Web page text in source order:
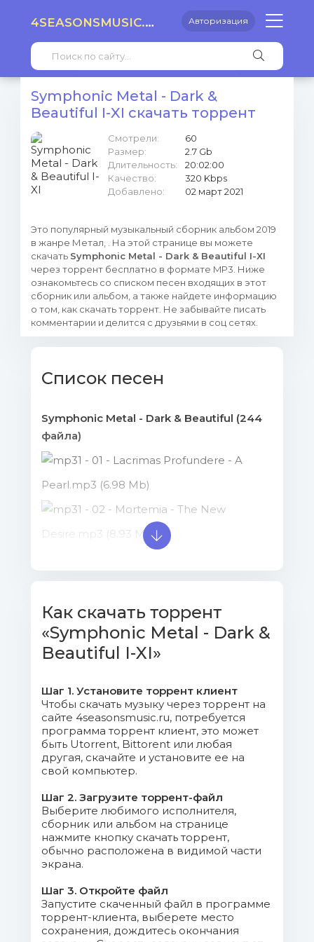
4SEASONSMUSIC.RU Авторизация
Symphonic Metal - Dark &
Beautiful I-XI скачать торрент
Смотрели:
60
Размер:
2.7 Gb
Длительность:
20:02:00
Качество:
320 Kbps
Добавлено:
02 март 2021
Это популярный музыкальный сборник альбом 2019
в жанре Метал, . На этой странице вы можете
скачать Symphonic Metal - Dark & Beautiful I-XI
через торрент бесплатно в формате MP3. Ниже
ознакомьтесь со списком песен входящих в этот
сборник или альбом, а также найдете информацию
о том, как скачать торрент. Не забывайте писать
комментарии и делится с друзьями в соц сетях.
Список песен
Symphonic Metal - Dark & Beautiful (244
файла)
1 - 01 - Lacrimas Profundere - A
Pearl.mp3 (6.98 Mb)
1 - 02 - Mortemia - The New
Desire.mp3 (8.93 Mb)
1 - 04 - Battlelore - Third
Immortal.mp3 (10.99 Mb)
1 - 05 - Sinamore - Silence So
1 - 06 - Elis - Warrior's Tale.mp3
(13.98 Mb)
1 - 07 - Visions of Atlantis - The
Secret.mp3 (9.57 Mb)
1 - 08 - Draconian - Seasons
Apart.mp3 (14.95 Mb)
1 - 09 - Midnattsol - En Natt I
1 - 10 - Fairyland - Master of the
Waves.mp3 (14.07 Mb)
Как скачать торрент
«Symphonic Metal - Dark &
Beautiful I-XI»
Шаг 1. Установите торрент клиент
Чтобы скачать музыку через торрент на
сайте 4seasonsmusic.ru, потребуется
программа торрент клиент, это может
быть Utorrent, Bittorent или любая
другая, скачайте и установите ее на
свой компьютер.
Шаг 2. Загрузите торрент-файл
Выберите любимого исполнителя,
сборник или альбом на странице
нажмите кнопку скачать торрент,
обычно расположена в видимой части
экрана.
Шаг 3. Откройте файл
Запустите скаченный файл в программе
торрент-клиента, выберете место
сохранения, дождитесь окончания